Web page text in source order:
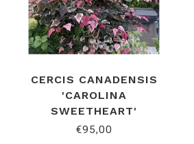
CERCIS CANADENSIS
'CAROLINA
SWEETHEART'
€95,00